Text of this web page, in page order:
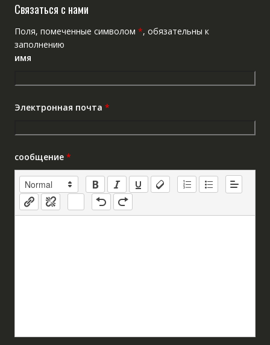
Связаться с нами
Поля, помеченные символом *, обязательны к
заполнению
имя
Электронная почта *
сообщение *